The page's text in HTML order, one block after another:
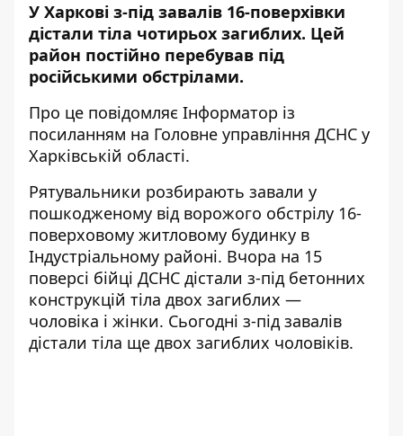
У Харкові з-під завалів 16-поверхівки
дістали тіла чотирьох загиблих. Цей
район постійно перебував під
російськими обстрілами.
Про це повідомляє Інформатор із
посиланням на Головне управління ДСНС у
Харківській області.
Рятувальники розбирають завали у
пошкодженому від ворожого обстрілу 16-
поверховому житловому будинку в
Індустріальному районі. Вчора на 15
поверсі бійці ДСНС дістали з-під бетонних
конструкцій тіла двох загиблих —
чоловіка і жінки. Сьогодні з-під завалів
дістали тіла ще двох загиблих чоловіків.